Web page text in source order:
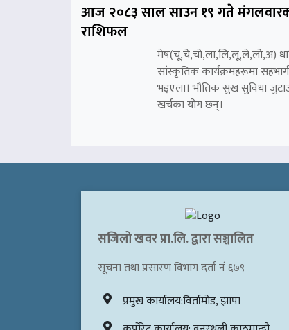
आज २०८३ साल साउन १९ गते
राशिफल
मेष(चू,चे,चो,ला,लि,लू,ले,लो,अ)
सांस्कृतिक कार्यक्रमहरूमा
भइएला। भौतिक सुख सुविधा
खर्चका योग छन्।
सजिलो खवर प्रा.लि. द्वारा सञ्चालित
सूचना तथा प्रसारण विभाग दर्ता नं ६७९
प्रमुख कार्यालय:विर्तामोड, झापा